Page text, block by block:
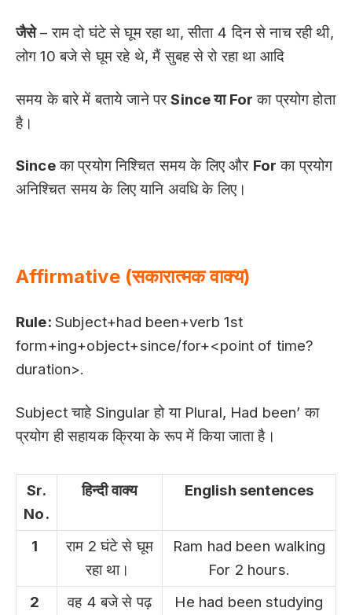
जैसे– राम दो घंटे से घूम रहा था, सीता 4 दिन से नाच रही थी,
लोग 10 बजे से घूम रहे थे, मैं सुबह से रो रहा था आदि
समय के बारे में बताये जाने परSince या For का प्रयोग होता
है।
Sinceका प्रयोग निश्चित समय के लिए और For का प्रयोग
अनिश्चित समय के लिए यानि अवधि के लिए।
Affirmative (सकारात्मक वाक्य)
Rule: Subject+had been+verb 1st
form+ing+object+since/for+<point of time?
duration>.
Subject चाहे Singular हो या Plural, Had been’ का
प्रयोग ही सहायक क्रिया के रूप में किया जाता है।
Sr.
No.
हिन्दी वाक्य English sentences
1
राम 2 घंटे से घूम
रहा था।
Ram had been walking
For 2 hours.
2
वह 4 बजे से पढ़
He had been studying